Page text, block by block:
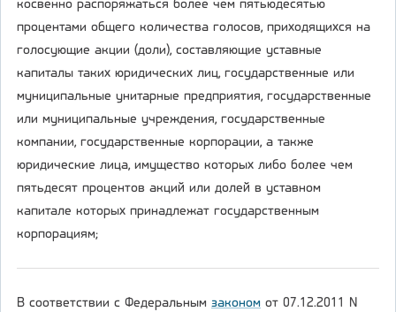
косвенно распоряжаться более чем пятьюдесятью
процентами общего количества голосов, приходящихся на
голосующие акции (доли), составляющие уставные
капиталы таких юридических лиц, государственные или
муниципальные унитарные предприятия, государственные
или муниципальные учреждения, государственные
компании, государственные корпорации, а также
юридические лица, имущество которых либо более чем
пятьдесят процентов акций или долей в уставном
капитале которых принадлежат государственным
корпорациям;
В соответствии с Федеральным законом от 07.12.2011 N